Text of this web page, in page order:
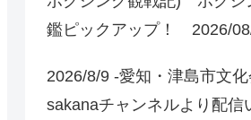
鑑ピックアップ！ 2026/
2026/8/9 -愛知・津島市文
sakanaチャンネルより配信